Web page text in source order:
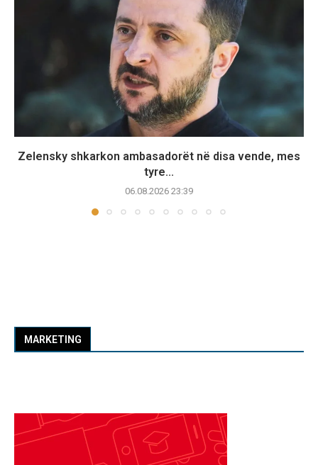
Zelensky shkarkon ambasadorët në disa vende, mes
tyre...
06.08.2026 23:39
MARKETING